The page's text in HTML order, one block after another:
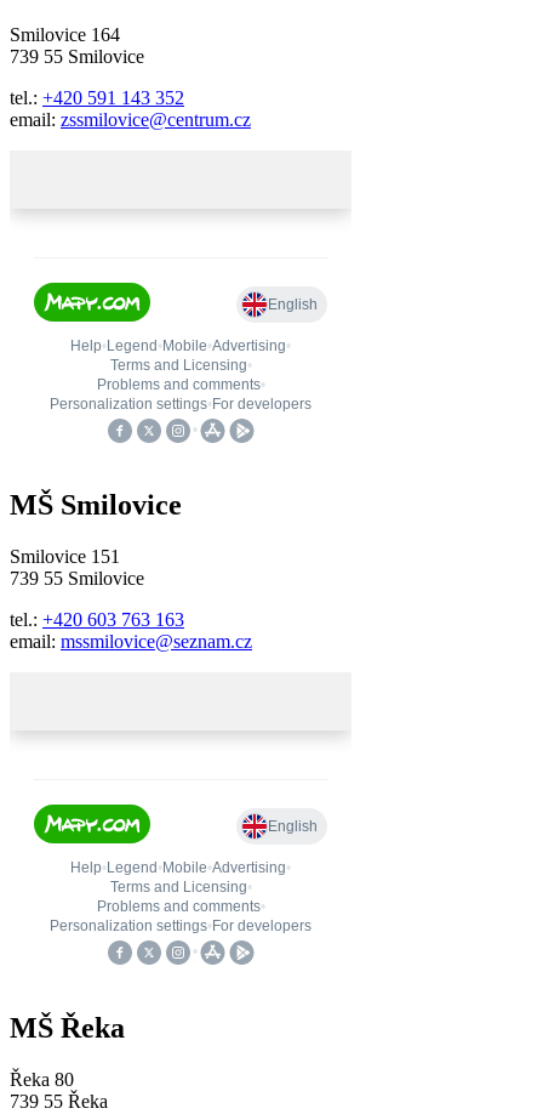
Smilovice 164
739 55 Smilovice
tel.: +420 591 143 352
email: zssmilovice@centrum.cz
MŠ Smilovice
Smilovice 151
739 55 Smilovice
tel.: +420 603 763 163
email: mssmilovice@seznam.cz
MŠ Řeka
Řeka 80
739 55 Řeka